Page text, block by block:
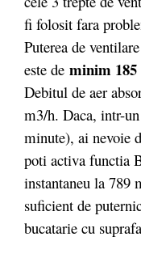
fi folosit fara
Puterea de
este de minim
Debitul de aer
m3/h. Daca, intr-
minute), ai nevoie
poti activa functia
instantaneu la 789
suficient de
bucatarie cu